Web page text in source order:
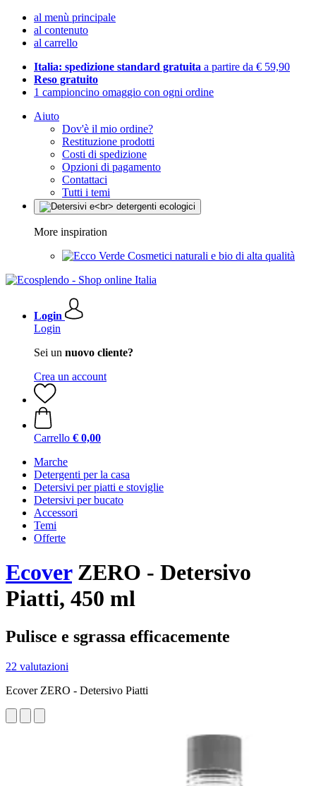
al menù principale
al contenuto
al carrello
Italia: spedizione standard gratuita a partire da € 59,90
Reso gratuito
1 campioncino omaggio con ogni ordine
Aiuto
Dov'è il mio ordine?
Restituzione prodotti
Costi di spedizione
Opzioni di pagamento
Contattaci
Tutti i temi
More inspiration
Cosmetici naturali e bio di alta qualità
Login
Login
Sei un nuovo cliente?
Crea un account
Carrello € 0,00
Marche
Detergenti per la casa
Detersivi per piatti e stoviglie
Detersivi per bucato
Accessori
Temi
Offerte
EcoverZERO - Detersivo
Piatti, 450 ml
Pulisce e sgrassa efficacemente
22 valutazioni
Ecover ZERO - Detersivo Piatti